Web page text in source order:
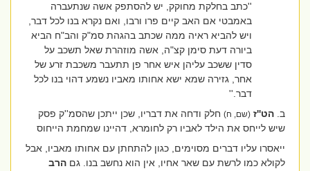
''כתב בחלקת מחוקק, יש להסתפק אשה שנתעברה
באמבטי אם האב קיים פרו ורבו, ואם נקרא בנו לכל דבר,
ויש להביא ראיה ממה שכתב בהגהת סמ"ק והב"ח הביא
ביורה דעת סימן קצ"ה, אשה מוזהרת שאל תשכב על
סדין ששכב עליהן איש אחר פן תתעבר משכבת זרע של
אחר, גזירה שמא ישא אחותו מאביו נשמע דהוי בנו לכל
דבר.''
ב.הט''ז(שם, ח) חלק ודחה את דבריו, שכן ייתכן שהסמ''ק פסק
שיש לייחס את הילד לאביו רק לחומרא, דהיינו שמחמת הייחוס
ייאסרו עליו דברים מסוימים, כגון להתחתן עם אחותו מאביו, אבל
לקולא כמו לרשת עם שאר אחיו, אין הוא נחשב בנו. גםהרב